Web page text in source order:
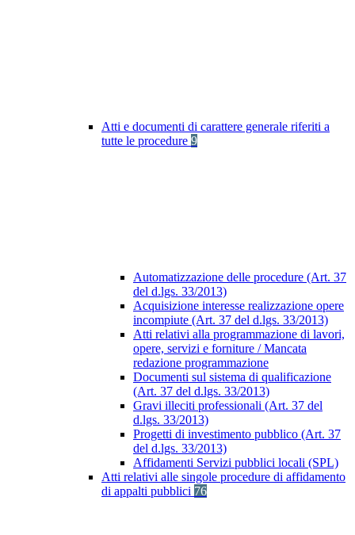
Atti e documenti di carattere generale riferiti a
tutte le procedure 9
Automatizzazione delle procedure (Art. 37
del d.lgs. 33/2013)
Acquisizione interesse realizzazione opere
incompiute (Art. 37 del d.lgs. 33/2013)
Atti relativi alla programmazione di lavori,
opere, servizi e forniture / Mancata
redazione programmazione
Documenti sul sistema di qualificazione
(Art. 37 del d.lgs. 33/2013)
Gravi illeciti professionali (Art. 37 del
d.lgs. 33/2013)
Progetti di investimento pubblico (Art. 37
del d.lgs. 33/2013)
Affidamenti Servizi pubblici locali (SPL)
Atti relativi alle singole procedure di affidamento
di appalti pubblici 76